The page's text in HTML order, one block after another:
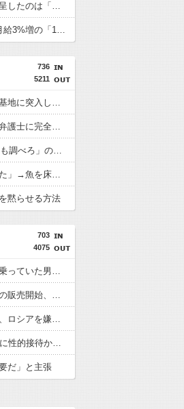
沖縄県の玉城デニー知事、公開に疑問を呈したのは「報道機関による公開ではなく、公開タイミングなどに対するものだった」とよくわからない説明
【速報】人事院、2年連続で国家公務員月給3%増の「1万5056円」引き上げ勧告 2年で6%超え
736
5211
【悲報】「米軍を粉砕しろ！」在韓米軍基地に突入した韓国学生、即逮捕
「ベトナム人は何もしてない」拡散民、弁護士に完全論破されるｗｗｗｗｗｗｗ
韓国サッカー協会の接待報道で「2002年も調べろ」の声続出ｗｗｗ
中国人「日本の食品衛生は神だと思ってた」→魚を床に落として洗って陳列するのを見て幻滅
黙らせる方法
703
4075
【鹿児島】突然右折し路面電車と衝突 乗っていた男女3人は車を放置しダッシュで逃走中
ジャングリア沖縄「ロイヤルチケット」の販売開始、大人29,700円にｗｗｗｗｗｗｗｗｗ
【悲報】ロシア報道官「広島市長は毎年、ロシアを嫌悪する『偽りの呪文』を繰り返し、日本人をゾンビ化させている」と主張
【韓国サッカー協会】外国人審判約10人に性的接待か 計1496回、約2億ウォン（約2200万円）
だ」と主張